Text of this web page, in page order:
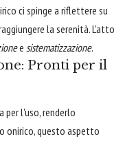
ci spinge a riflettere su
la serenità. L'atto
e sistematizzazione.
Pronti per il
per l'uso, renderlo
onirico, questo aspetto